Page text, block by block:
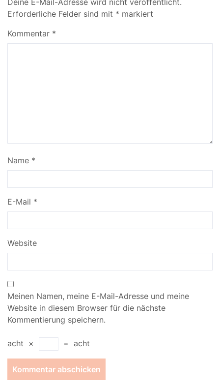
Deine E-Mail-Adresse wird nicht veröffentlicht.
Erforderliche Felder sind mit * markiert
Kommentar *
Name *
E-Mail *
Website
Meinen Namen, meine E-Mail-Adresse und meine
Website in diesem Browser für die nächste
Kommentierung speichern.
acht × = acht